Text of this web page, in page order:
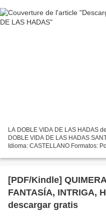
LA DOBLE VIDA DE LAS HADAS
DOBLE VIDA DE LAS HADAS
Idioma: CASTELLANO Formatos:
2014 Descargar...
[PDF/Kindle]
FANTASÍA, INTRIGA,
descargar gratis